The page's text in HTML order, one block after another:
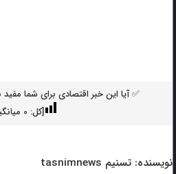
✅ آیا این خبر اقتصادی برای شما مفید
[کل: 0
نویسنده: تسنیم tasnimnews